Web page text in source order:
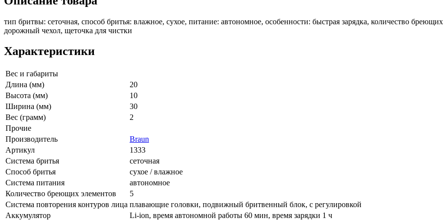
тип бритвы: сеточная, способ бритья: влажное, сухое, питание: автономное, особенности: быстрая зарядка, количество
дорожный чехол, щеточка для чистки
Характеристики
Вес и габариты
Длина (мм)
20
Высота (мм)
10
Ширина (мм)
30
Вес (грамм)
2
Прочие
Производитель
Braun
Артикул
1333
Система бритья
сеточная
Способ бритья
сухое / влажное
Система питания
автономное
Количество бреющих элементов
5
Система повторения контуров лица плавающие головки, подвижный бритвенный блок, с регулировкой
Аккумулятор
Li-ion, время автономной работы 60 мин, время зарядки 1 ч